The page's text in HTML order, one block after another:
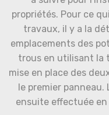
propriétés. Pour ce
travaux, il y a la
emplacements des
trous en utilisant la
mise en place des
le premier panneau.
ensuite effectuée